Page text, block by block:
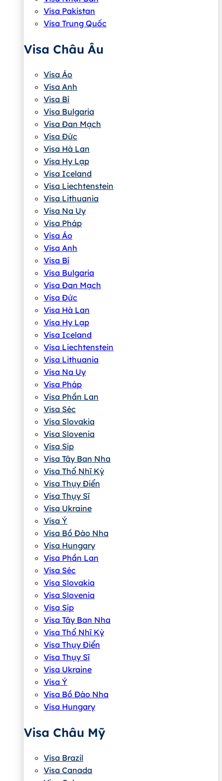
Visa Pakistan
Visa Trung Quốc
Visa Châu Âu
Visa Áo
Visa Anh
Visa Bỉ
Visa Bulgaria
Visa Đan Mạch
Visa Đức
Visa Hà Lan
Visa Hy Lạp
Visa Iceland
Visa Liechtenstein
Visa Lithuania
Visa Na Uy
Visa Pháp
Visa Áo
Visa Anh
Visa Bỉ
Visa Bulgaria
Visa Đan Mạch
Visa Đức
Visa Hà Lan
Visa Hy Lạp
Visa Iceland
Visa Liechtenstein
Visa Lithuania
Visa Na Uy
Visa Pháp
Visa Phần Lan
Visa Séc
Visa Slovakia
Visa Slovenia
Visa Síp
Visa Tây Ban Nha
Visa Thổ Nhĩ Kỳ
Visa Thụy Điển
Visa Thụy Sĩ
Visa Ukraine
Visa Ý
Visa Bồ Đào Nha
Visa Hungary
Visa Phần Lan
Visa Séc
Visa Slovakia
Visa Slovenia
Visa Síp
Visa Tây Ban Nha
Visa Thổ Nhĩ Kỳ
Visa Thụy Điển
Visa Thụy Sĩ
Visa Ukraine
Visa Ý
Visa Bồ Đào Nha
Visa Hungary
Visa Châu Mỹ
Visa Brazil
Visa Canada